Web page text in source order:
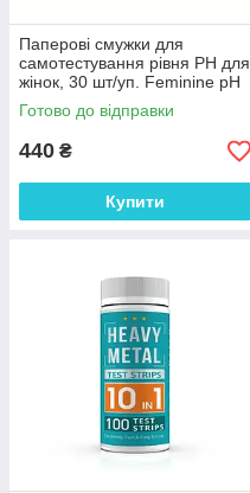
Паперові смужки для
самотестування рівня PH для
жінок, 30 шт/уп. Feminine pH
Готово до відправки
440 ₴
Купити